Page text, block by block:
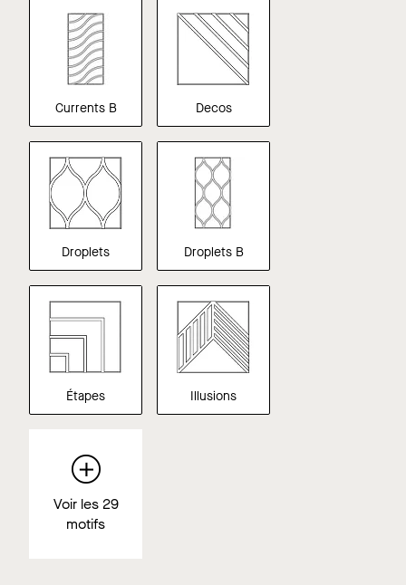
Currents B Decos
Droplets Droplets B
Étapes Illusions
Voir les 29
motifs